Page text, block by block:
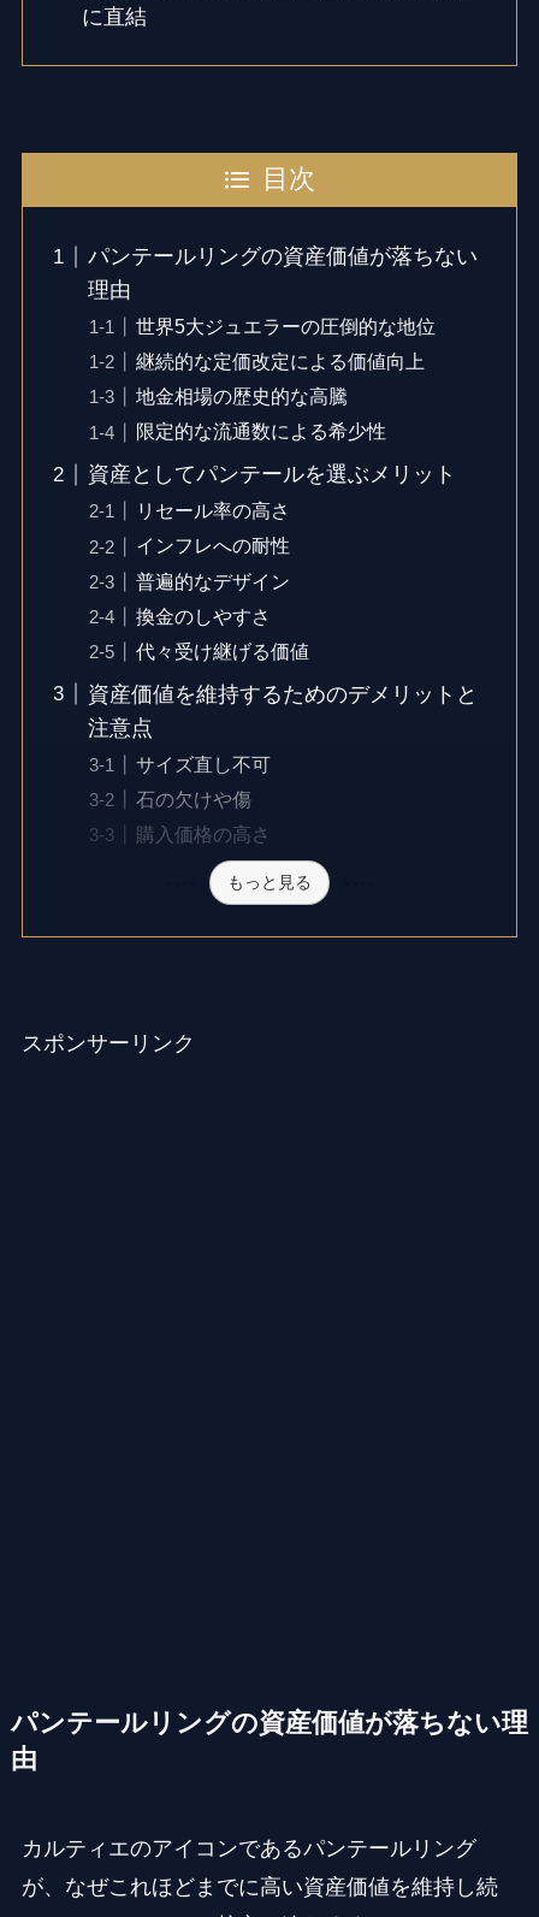
に直結
目次
パンテールリングの資産価値が落ちない
理由
世界5大ジュエラーの圧倒的な地位
継続的な定価改定による価値向上
地金相場の歴史的な高騰
限定的な流通数による希少性
資産としてパンテールを選ぶメリット
リセール率の高さ
インフレへの耐性
普遍的なデザイン
換金のしやすさ
代々受け継げる価値
資産価値を維持するためのデメリットと
注意点
サイズ直し不可
石の欠けや傷
購入価格の高さ
もっと見る
スポンサーリンク
パンテールリングの資産価値が落ちない理
由
カルティエのアイコンであるパンテールリング
が、なぜこれほどまでに高い資産価値を維持し続